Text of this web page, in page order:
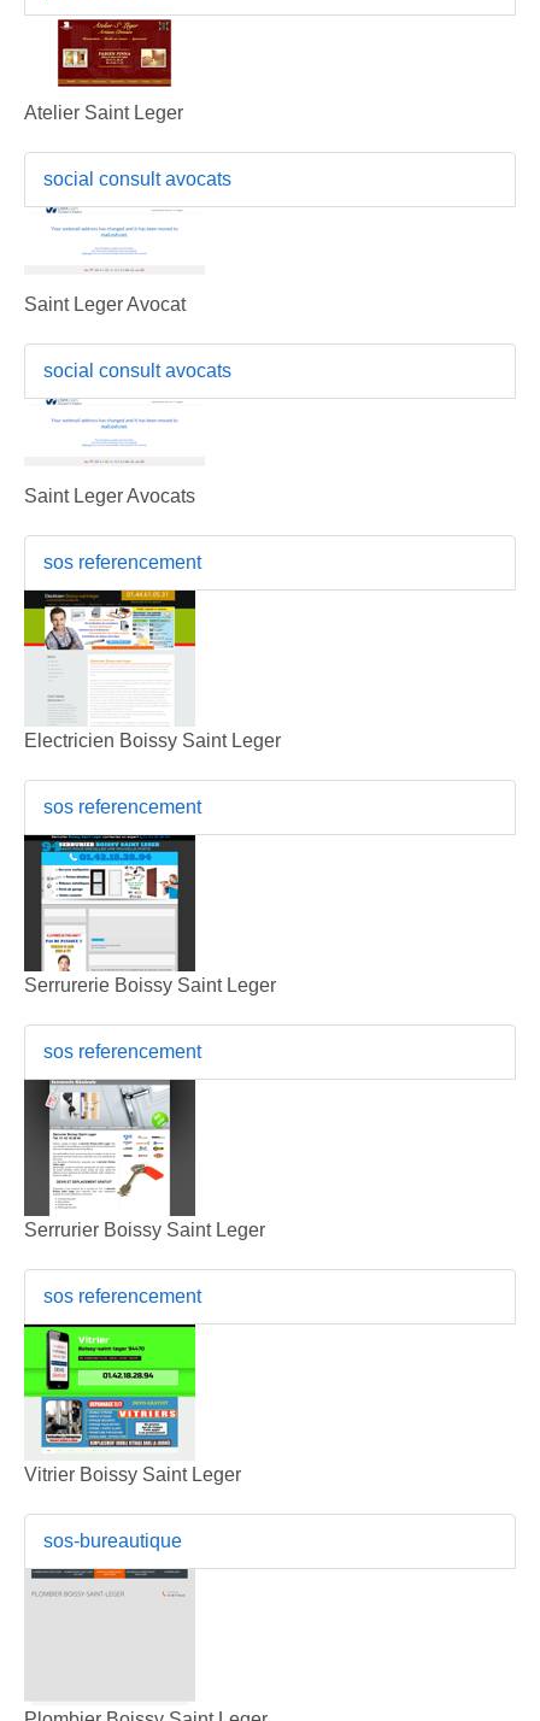
Atelier Saint Leger
social consult avocats
Saint Leger Avocat
social consult avocats
Saint Leger Avocats
sos referencement
Electricien Boissy Saint Leger
sos referencement
Serrurerie Boissy Saint Leger
sos referencement
Serrurier Boissy Saint Leger
sos referencement
Vitrier Boissy Saint Leger
sos-bureautique